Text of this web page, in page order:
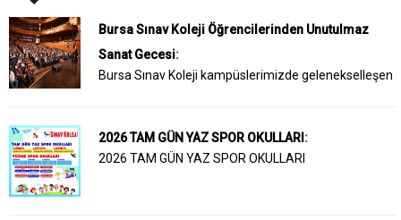
Bursa Sınav Koleji Öğrencilerinden Unutulmaz
Sanat Gecesi:
Bursa Sınav Koleji kampüslerimizde gelenekselleşen
2026 TAM GÜN YAZ SPOR OKULLARI :
2026 TAM GÜN YAZ SPOR OKULLARI